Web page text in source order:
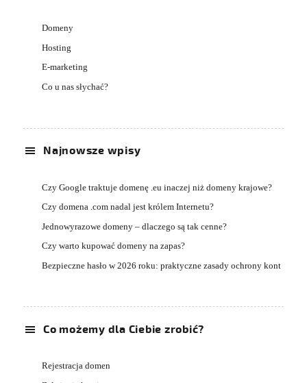
Domeny
Hosting
E-marketing
Co u nas słychać?
Najnowsze wpisy
Czy Google traktuje domenę .eu inaczej niż domeny krajowe?
Czy domena .com nadal jest królem Internetu?
Jednowyrazowe domeny – dlaczego są tak cenne?
Czy warto kupować domeny na zapas?
Bezpieczne hasło w 2026 roku: praktyczne zasady ochrony kont
Co możemy dla Ciebie zrobić?
Rejestracja domen